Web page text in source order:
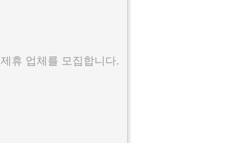
제휴 업체를 모집합니다.